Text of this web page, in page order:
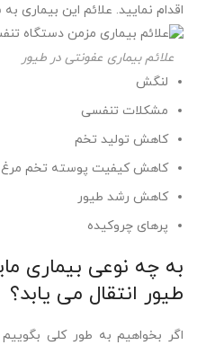
اقدام نمایید. علائم این بیماری
علائم بیماری عفونتی در طیور
لنگش
مشکلات تنفسی
کاهش تولید تخم
کاهش کیفیت پوسته تخم مرغ
کاهش رشد طیور
پرهای چروکیده
به چه نوعی بیماری
طیور انتقال می یابد؟
اگر بخواهیم به طور کلی